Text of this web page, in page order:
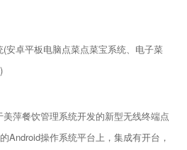
安卓平板电脑点菜点菜宝系统、电子菜
萍餐饮管理系统开发的新型无线终端点
Android操作系统平台上，集成有开台，